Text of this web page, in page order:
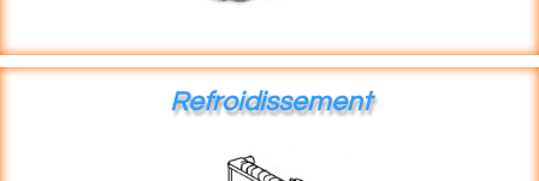
Refroidissement